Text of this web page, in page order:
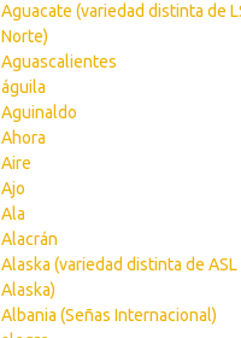
Aguacate (variedad distinta de
Norte)
Aguascalientes
águila
Aguinaldo
Ahora
Aire
Ajo
Ala
Alacrán
Alaska (variedad distinta de
Alaska)
Albania (Señas Internacional)